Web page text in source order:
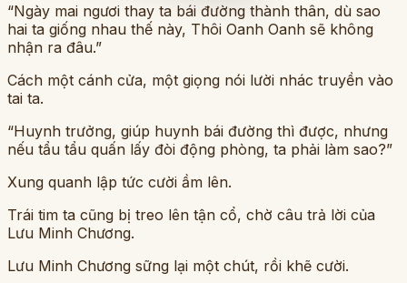
“Ngày mai ngươi thay ta bái đường thành thân, dù sao
hai ta giống nhau thế này, Thôi Oanh Oanh sẽ không
nhận ra đâu.”
Cách một cánh cửa, một giọng nói lười nhác truyền vào
tai ta.
“Huynh trưởng, giúp huynh bái đường thì được, nhưng
nếu tẩu tẩu quấn lấy đòi động phòng, ta phải làm sao?”
Xung quanh lập tức cười ầm lên.
Trái tim ta cũng bị treo lên tận cổ, chờ câu trả lời của
Lưu Minh Chương.
Lưu Minh Chương sững lại một chút, rồi khẽ cười.